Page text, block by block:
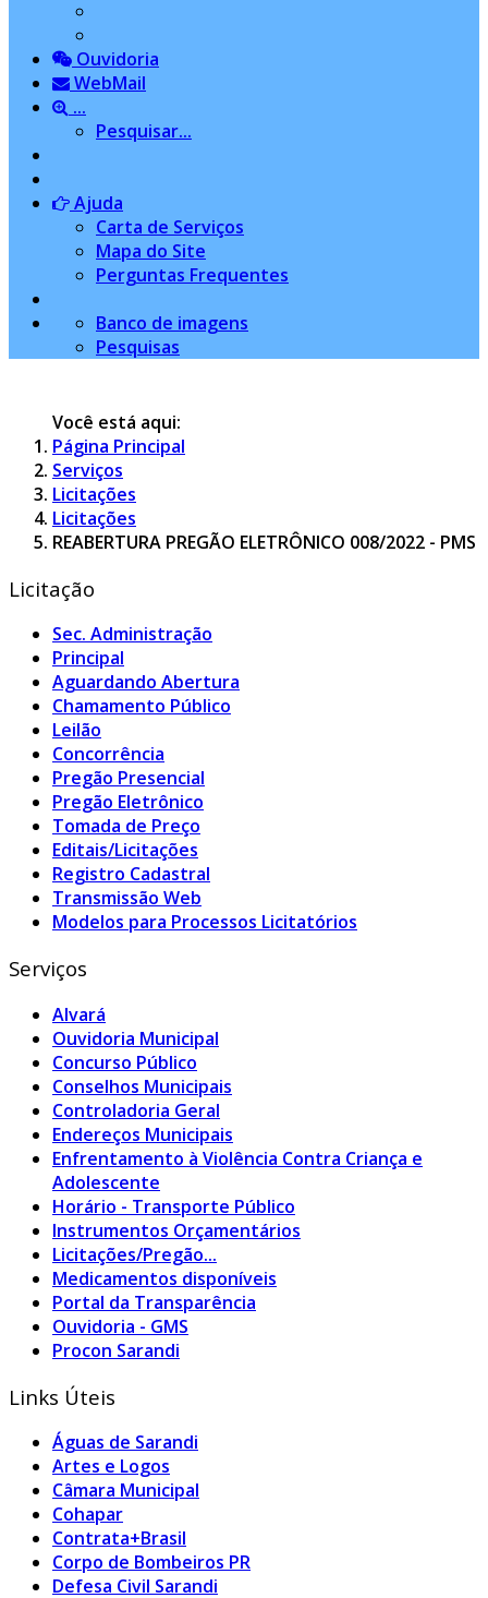
Ouvidoria
WebMail
...
Pesquisar...
Ajuda
Carta de Serviços
Mapa do Site
Perguntas Frequentes
Banco de imagens
Pesquisas
Você está aqui:
Página Principal
Serviços
Licitações
Licitações
REABERTURA PREGÃO ELETRÔNICO 008/2022 - PMS
Licitação
Sec. Administração
Principal
Aguardando Abertura
Chamamento Público
Leilão
Concorrência
Pregão Presencial
Pregão Eletrônico
Tomada de Preço
Editais/Licitações
Registro Cadastral
Transmissão Web
Modelos para Processos Licitatórios
Serviços
Alvará
Ouvidoria Municipal
Concurso Público
Conselhos Municipais
Controladoria Geral
Endereços Municipais
Enfrentamento à Violência Contra Criança e
Adolescente
Horário - Transporte Público
Instrumentos Orçamentários
Licitações/Pregão...
Medicamentos disponíveis
Portal da Transparência
Ouvidoria - GMS
Procon Sarandi
Links Úteis
Águas de Sarandi
Artes e Logos
Câmara Municipal
Cohapar
Contrata+Brasil
Corpo de Bombeiros PR
Defesa Civil Sarandi